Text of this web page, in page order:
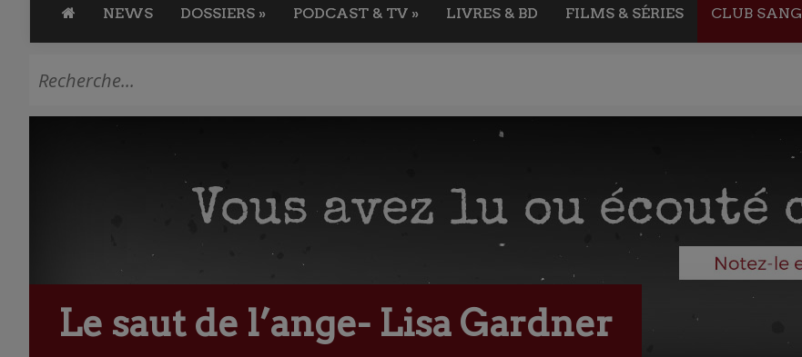
NEWS DOSSIERS » PODCAST & TV » LIVRES & BD FILMS & SÉRIES CLUB SANG
Le saut de l’ange- Lisa Gardner